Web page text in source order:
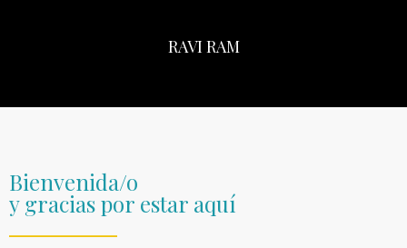
RAVI RAM
Bienvenida/o
y gracias por estar aquí
_________________